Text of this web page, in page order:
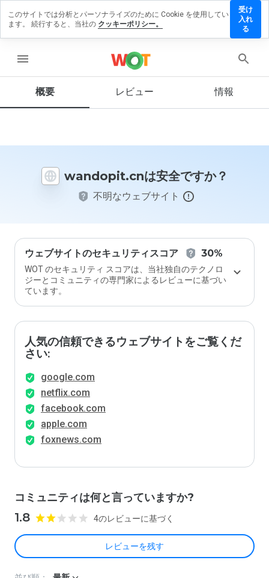
menu
概要 レビュー 情報
wandopit.cnは安全ですか？
不明なウェブサイト
ウェブサイトのセキュリティスコア 30%
WOT のセキュリティ スコアは、当社独自のテクノロ
ジーとコミュニティの専門家によるレビューに基づい
ています。
人気の信頼できるウェブサイトをご覧くだ
さい:
google.com
netflix.com
facebook.com
apple.com
foxnews.com
コミュニティは何と言っていますか?
1.8 4のレビューに基づく
レビューを残す
ビュー
す
この
イト
価し
ます
か？
このサイトでは分析とパーソナライズのために Cookie を使用してい
ます。 続行すると、当社の クッキーポリシー。
受け
入れ
る